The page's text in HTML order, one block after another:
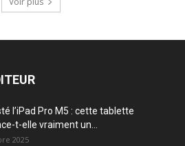
l’iPad Pro M5 : cette tablette
t-elle vraiment un...
2025